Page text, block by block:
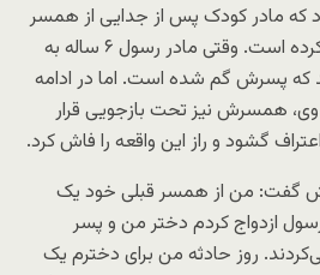
که مادر کودک پس از جدایی از همسر
اولش با فرد دیگری ازدواج کرده است. وقتی مادر رسول ۶ ساله به
که پسرش گم شده است. اما در ادامه
همسرش نیز تحت بازجویی قرار
گشود و راز این واقعه را فاش کرد.
گفت: من از همسر قبلی خود یک
ازدواج کردم دختر من و پسر
روز حادثه من برای دخترم یک